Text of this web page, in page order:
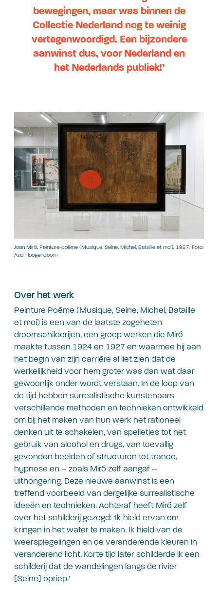
bewegingen, maar was binnen de
Collectie Nederland nog te weinig
vertegenwoordigd. Een bijzondere
aanwinst dus, voor Nederland en
het Nederlands publiek!’
Joan Miró, Peinture-poème (Musique, Seine, Michel, Bataille et moi), 1927. Foto:
Aad Hoogendoorn
Over het werk
Peinture Poème (Musique, Seine, Michel, Bataille
et moi) is een van de laatste zogeheten
droomschilderijen, een groep werken die Miró
maakte tussen 1924 en 1927 en waarmee hij aan
het begin van zijn carrière al liet zien dat de
werkelijkheid voor hem groter was dan wat daar
gewoonlijk onder wordt verstaan. In de loop van
de tijd hebben surrealistische kunstenaars
verschillende methoden en technieken ontwikkeld
om bij het maken van hun werk het rationeel
denken uit te schakelen, van spelletjes tot het
gebruik van alcohol en drugs, van toevallig
gevonden beelden of structuren tot trance,
hypnose en – zoals Miró zelf aangaf –
uithongering. Deze nieuwe aanwinst is een
treffend voorbeeld van dergelijke surrealistische
ideeën en technieken. Achteraf heeft Miró zelf
over het schilderij gezegd: ‘Ik hield ervan om
kringen in het water te maken. Ik hield van de
weerspiegelingen en de veranderende kleuren in
veranderend licht. Korte tijd later schilderde ik een
schilderij dat de wandelingen langs de rivier
[Seine] opriep.’